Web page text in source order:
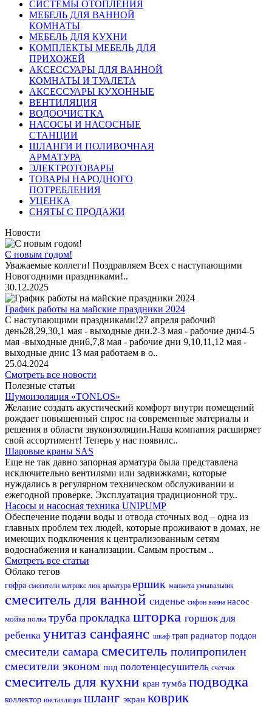
СИСТЕМЫ ОТОПЛЕНИЯ
МЕБЕЛЬ ДЛЯ ВАННОЙ
КОМНАТЫ
МЕБЕЛЬ ДЛЯ КУХНИ
КОМПЛЕКТЫ МЕБЕЛЬ ДЛЯ
ПРИХОЖЕЙ
АКСЕССУАРЫ ДЛЯ ВАННОЙ
КОМНАТЫ И ТУАЛЕТА
АКСЕССУАРЫ КУХОННЫЕ
ВЕНТИЛЯЦИЯ
ВОДООЧИСТКА
НАСОСЫ И НАСОСНЫЕ
СТАНЦИИ
ШЛАНГИ И ПОЛИВОЧНАЯ
АРМАТУРА
ЭЛЕКТРОТОВАРЫ
ТОВАРЫ НАРОДНОГО
ПОТРЕБЛЕНИЯ
УЦЕНКА
СНЯТЫ С ПРОДАЖИ
Новости
С новым годом!
Уважаемые коллеги! Поздравляем Всех с наступающими
Новогодними праздниками!..
30.12.2025
График работы на майские праздники 2024
С наступающими праздниками!27 апреля рабочий
день28,29,30,1 мая - выходные дни.2-3 мая - рабочие дни4-5
мая -выходные дни6,7,8 мая - рабочие дни 9,10,11,12 мая -
выходные днис 13 мая работаем в о..
25.04.2024
Смотреть все новости
Полезные статьи
Шумоизоляция «TONLOS»
Желание создать акустический комфорт внутри помещений
рождает повышенный спрос на современные материалы и
решения в области звукоизоляции.Наша компания расширяет
свой ассортимент! Теперь у нас появилс..
Шаровые краны SAS
Еще не так давно запорная арматура была представлена
исключительно вентилями или задвижками, которые
нуждались в регулярном техническом обслуживании и
ежегодной проверке. Эксплуатация традиционной тру..
Насосы и насосная техника UNIPUMP
Обеспечение подачи воды и отвода сточных вод – одна из
главных проблем тех людей, которые проживают в домах, не
имеющих подключения к централизованным сетям
водоснабжения и канализации. Самым простым ..
Смотреть все статьи
Облако тегов
гофра смесители матрикс люк арматура ершик манжета умывальник
смеситель для ванной сиденье сифон ванна насос
мойка полка труба прокладка шторка горшок для
ребенка унитаз санфаянс шкаф трап радиатор поддон
смесители самара смеситель полипропилен
смесители эконом пнд полотенцесушитель счетчик
смеситель для кухни кран тумба подводка
коллектор инсталляция шланг экран коврик